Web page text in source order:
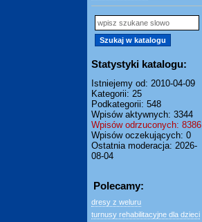
Statystyki katalogu:
Istniejemy od: 2010-04-09
Kategorii: 25
Podkategorii: 548
Wpisów aktywnych: 3344
Wpisów odrzuconych: 8386
Wpisów oczekujących: 0
Ostatnia moderacja: 2026-
08-04
Polecamy:
dresy z weluru
turnusy rehabilitacyjne dla dzieci